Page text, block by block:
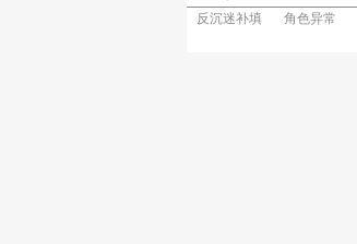
反沉迷补填 角色异常